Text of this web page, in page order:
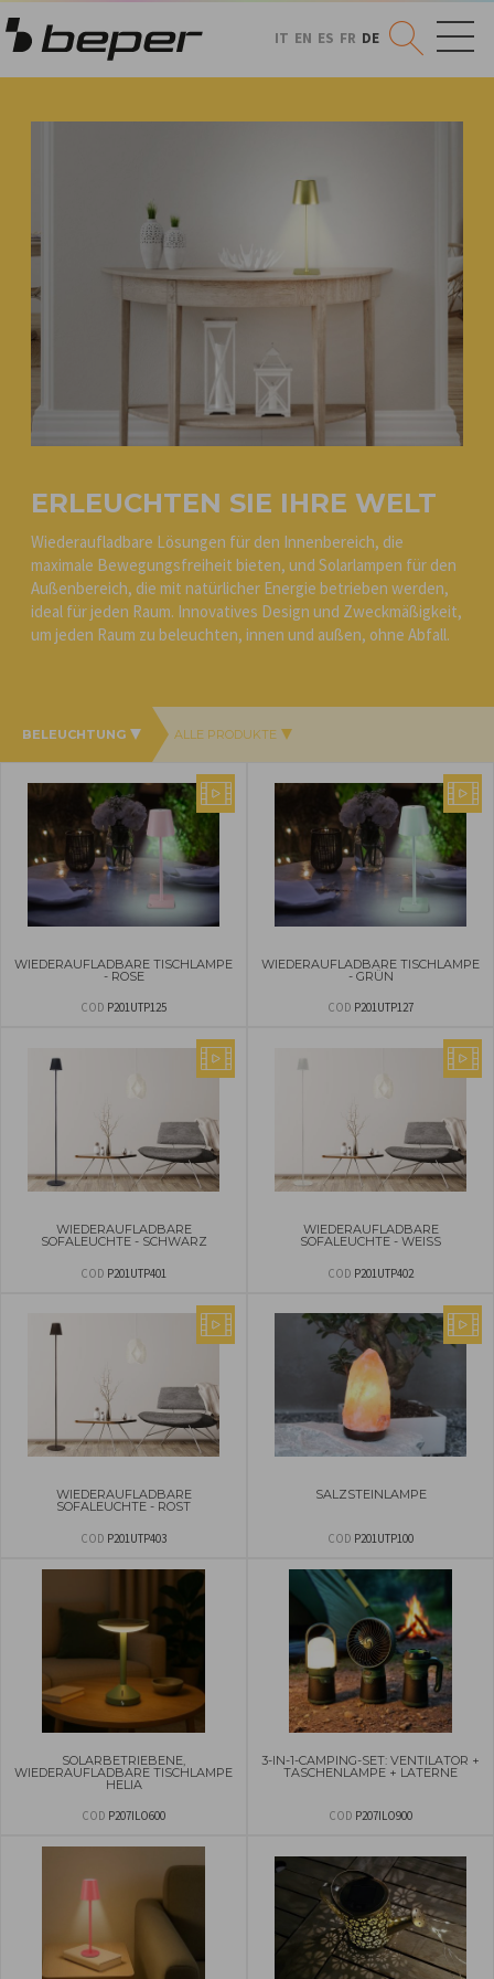
IT EN ES FR DE
ERLEUCHTEN SIE IHRE WELT
Wiederaufladbare Lösungen für den Innenbereich, die
maximale Bewegungsfreiheit bieten, und Solarlampen für den
Außenbereich, die mit natürlicher Energie betrieben werden,
ideal für jeden Raum. Innovatives Design und Zweckmäßigkeit,
um jeden Raum zu beleuchten, innen und außen, ohne Abfall.
BELEUCHTUNG ALLE PRODUKTE
WIEDERAUFLADBARE TISCHLAMPE
- ROSE
COD P201UTP125
WIEDERAUFLADBARE TISCHLAMPE
- GRÜN
COD P201UTP127
WIEDERAUFLADBARE
SOFALEUCHTE - SCHWARZ
COD P201UTP401
WIEDERAUFLADBARE
SOFALEUCHTE - WEISS
COD P201UTP402
WIEDERAUFLADBARE
SOFALEUCHTE - ROST
COD P201UTP403
SALZSTEINLAMPE
COD P201UTP100
SOLARBETRIEBENE,
WIEDERAUFLADBARE TISCHLAMPE
HELIA
COD P207ILO600
3-IN-1-CAMPING-SET: VENTILATOR +
TASCHENLAMPE + LATERNE
COD P207ILO900